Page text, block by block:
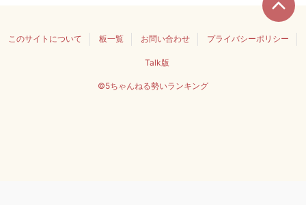
このサイトについて 板一覧 お問い合わせ プライバシーポリシー
Talk版
©5ちゃんねる勢いランキング